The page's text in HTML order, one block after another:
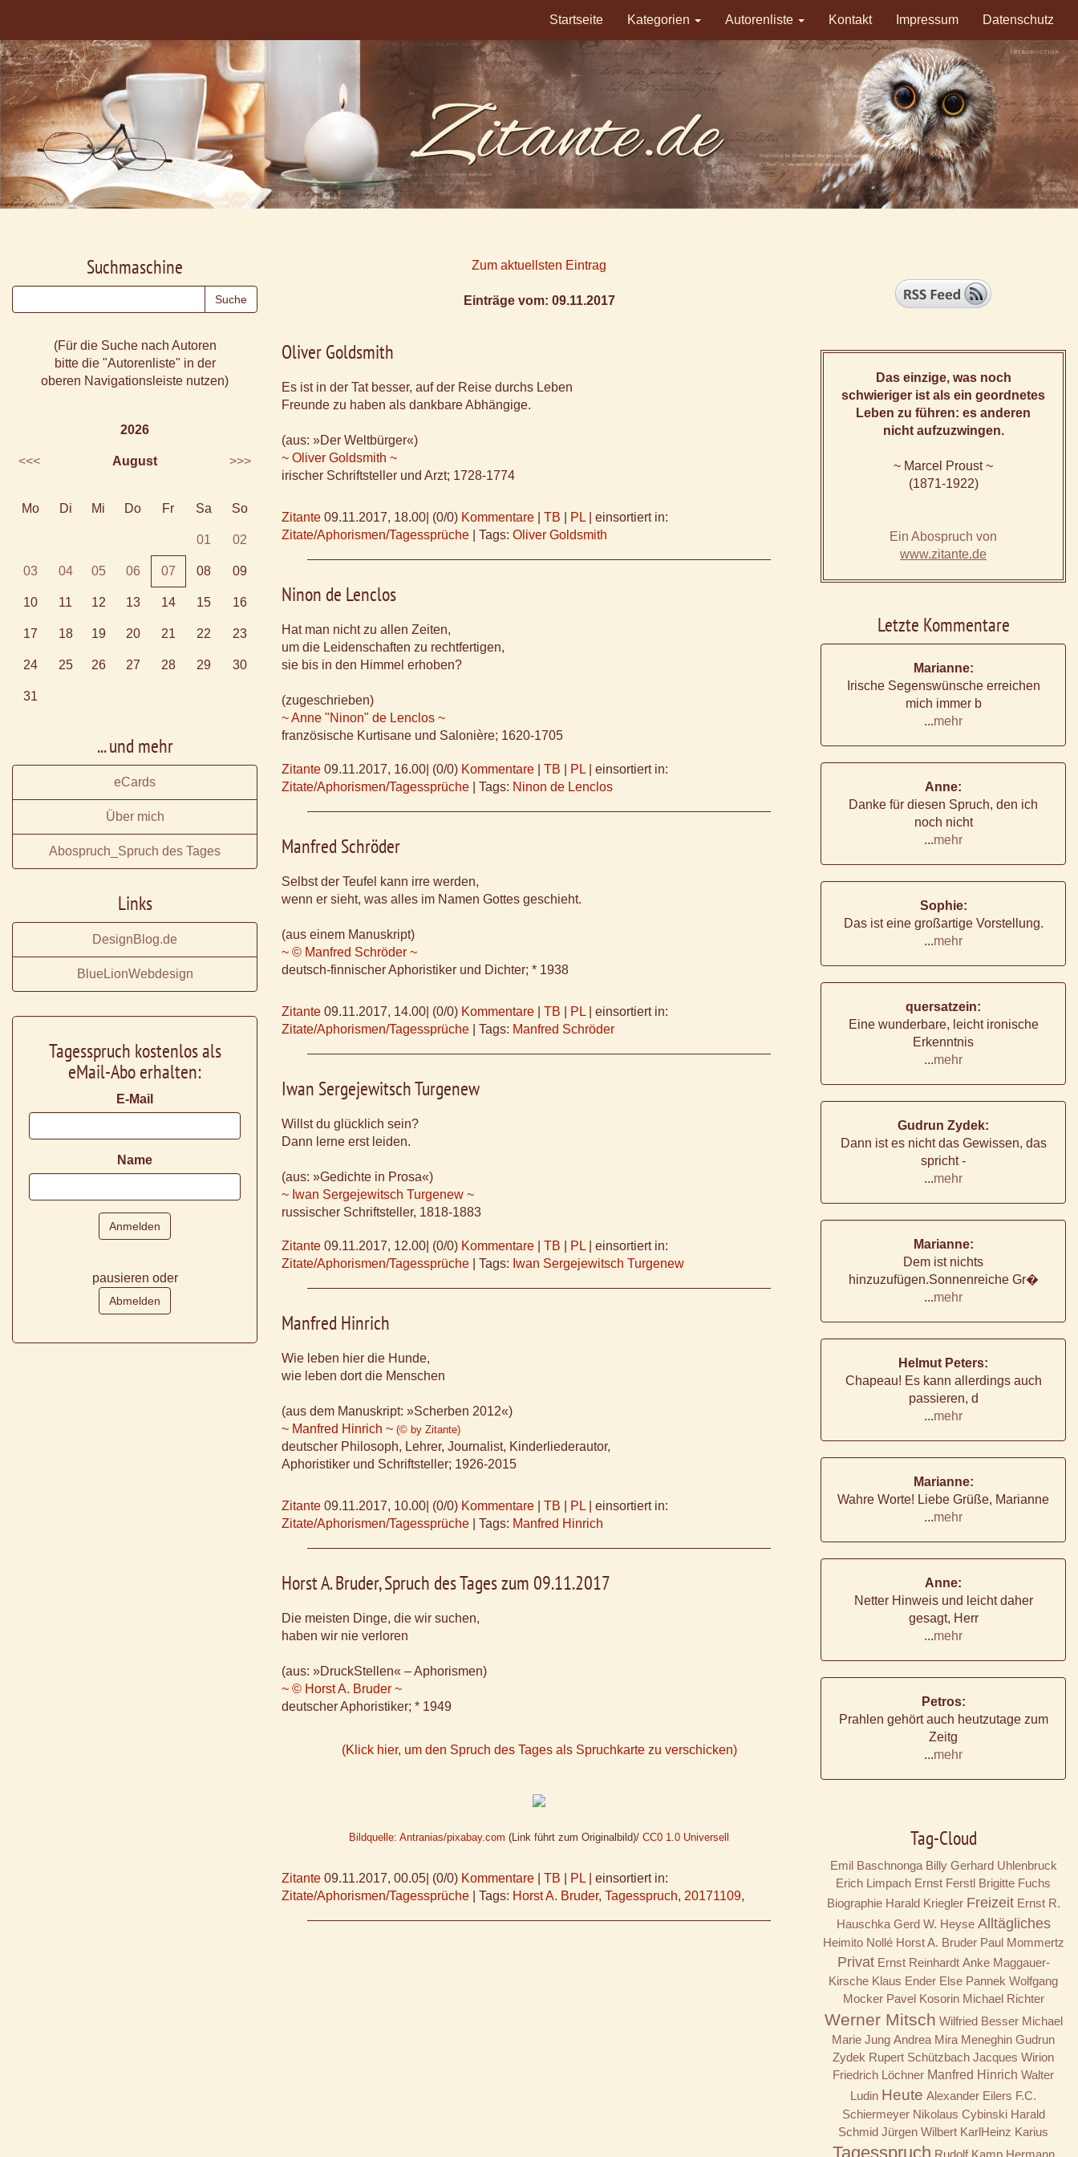
Startseite Kategorien Autorenliste Kontakt Impressum Datenschutz
Zum aktuellsten Eintrag
Einträge vom: 09.11.2017
Oliver Goldsmith
Es ist in der Tat besser, auf der Reise durchs Leben
Freunde zu haben als dankbare Abhängige.
(aus: »Der Weltbürger«)
~ Oliver Goldsmith ~
irischer Schriftsteller und Arzt; 1728-1774
Zitante 09.11.2017, 18.00 (0/0) Kommentare TB PL
einsortiert in:
Zitate/Aphorismen/Tagessprüche
Tags: Oliver Goldsmith
Ninon de Lenclos
Hat man nicht zu allen Zeiten,
um die Leidenschaften zu rechtfertigen,
sie bis in den Himmel erhoben?
(zugeschrieben)
~ Anne "Ninon" de Lenclos ~
französische Kurtisane und Salonière; 1620-1705
Zitante 09.11.2017, 16.00 (0/0) Kommentare TB PL
einsortiert in:
Zitate/Aphorismen/Tagessprüche
Tags: Ninon de Lenclos
Manfred Schröder
Selbst der Teufel kann irre werden,
wenn er sieht, was alles im Namen Gottes geschieht.
(aus einem Manuskript)
~ © Manfred Schröder ~
deutsch-finnischer Aphoristiker und Dichter; * 1938
Zitante 09.11.2017, 14.00 (0/0) Kommentare TB PL
einsortiert in:
Zitate/Aphorismen/Tagessprüche
Tags: Manfred Schröder
Iwan Sergejewitsch Turgenew
Willst du glücklich sein?
Dann lerne erst leiden.
(aus: »Gedichte in Prosa«)
~ Iwan Sergejewitsch Turgenew ~
russischer Schriftsteller, 1818-1883
Zitante 09.11.2017, 12.00 (0/0) Kommentare TB PL
einsortiert in:
Zitate/Aphorismen/Tagessprüche
Tags: Iwan Sergejewitsch Turgenew
Manfred Hinrich
Wie leben hier die Hunde,
wie leben dort die Menschen
(aus dem Manuskript: »Scherben 2012«)
~ Manfred Hinrich ~ (© by Zitante)
deutscher Philosoph, Lehrer, Journalist, Kinderliederautor,
Aphoristiker und Schriftsteller; 1926-2015
Zitante 09.11.2017, 10.00 (0/0) Kommentare TB PL
einsortiert in:
Zitate/Aphorismen/Tagessprüche
Tags: Manfred Hinrich
Horst A. Bruder, Spruch des Tages zum 09.11.2017
Die meisten Dinge, die wir suchen,
haben wir nie verloren
(aus: »DruckStellen« – Aphorismen)
~ © Horst A. Bruder ~
deutscher Aphoristiker; * 1949
(Klick hier, um den Spruch des Tages als Spruchkarte zu verschicken)
Bildquelle: Antranias/pixabay.com (Link führt zum Originalbild)/ CC0 1.0 Universell
Zitante 09.11.2017, 00.05 (0/0) Kommentare TB PL
einsortiert in:
Zitate/Aphorismen/Tagessprüche
Tags: Horst A. Bruder, Tagesspruch, 20171109,
Suchmaschine
(Für die Suche nach Autoren
bitte die "Autorenliste" in der
oberen Navigationsleiste nutzen)
2026
<<< August >>>
Mo Di Mi Do Fr Sa So
01 02
03 04 05 06 07 08 09
10 11 12 13 14 15 16
17 18 19 20 21 22 23
24 25 26 27 28 29 30
31
... und mehr
eCards
Über mich
Abospruch_Spruch des Tages
Links
DesignBlog.de
BlueLionWebdesign
Tagesspruch kostenlos als
eMail-Abo erhalten:
E-Mail
Name
pausieren oder
Das einzige, was noch
schwieriger ist als ein geordnetes
Leben zu führen: es anderen
nicht aufzuzwingen.
~ Marcel Proust ~
(1871-1922)
Ein Abospruch von
www.zitante.de
Letzte Kommentare
Marianne:
Irische Segenswünsche erreichen
mich immer b
...mehr
Anne:
Danke für diesen Spruch, den ich
noch nicht
...mehr
Sophie:
Das ist eine großartige Vorstellung.
...mehr
quersatzein:
Eine wunderbare, leicht ironische
Erkenntnis
...mehr
Gudrun Zydek:
Dann ist es nicht das Gewissen, das
spricht -
...mehr
Marianne:
Dem ist nichts
hinzuzufügen.Sonnenreiche Gr�
...mehr
Helmut Peters:
Chapeau! Es kann allerdings auch
passieren, d
...mehr
Marianne:
Wahre Worte! Liebe Grüße, Marianne
...mehr
Anne:
Netter Hinweis und leicht daher
gesagt, Herr
...mehr
Petros:
Prahlen gehört auch heutzutage zum
Zeitg
...mehr
Tag-Cloud
Emil Baschnonga Billy Gerhard Uhlenbruck
Erich Limpach Ernst Ferstl Brigitte Fuchs
Biographie Harald Kriegler Freizeit Ernst R.
Hauschka Gerd W. Heyse Alltägliches
Heimito Nollé Horst A. Bruder Paul Mommertz
Privat Ernst Reinhardt Anke Maggauer-
Kirsche Klaus Ender Else Pannek Wolfgang
Mocker Pavel Kosorin Michael Richter
Werner Mitsch Wilfried Besser Michael
Marie Jung Andrea Mira Meneghin Gudrun
Zydek Rupert Schützbach Jacques Wirion
Friedrich Löchner Manfred Hinrich Walter
Ludin Heute Alexander Eilers F.C.
Schiermeyer Nikolaus Cybinski Harald
Schmid Jürgen Wilbert KarlHeinz Karius
Tagesspruch